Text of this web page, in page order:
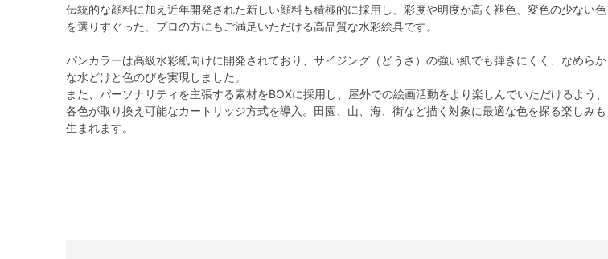
伝統的な顔料に加え近年開発された新しい顔料も積極的に採用し、彩度や明度が高く褪色、変色の少ない色
を選りすぐった、プロの方にもご満足いただける高品質な水彩絵具です。
パンカラーは高級水彩紙向けに開発されており、サイジング（どうさ）の強い紙でも弾きにくく、なめらか
な水どけと色のびを実現しました。
また、パーソナリティを主張する素材をBOXに採用し、屋外での絵画活動をより楽しんでいただけるよう、
各色が取り換え可能なカートリッジ方式を導入。田園、山、海、街など描く対象に最適な色を探る楽しみも
生まれます。